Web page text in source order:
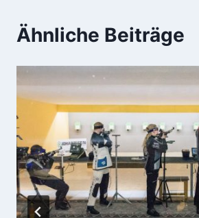
Ähnliche Beiträge